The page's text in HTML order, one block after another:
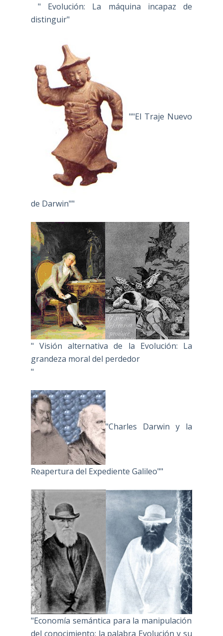
" Evolución: La máquina incapaz de
distinguir"
""El Traje Nuevo
de Darwin""
" Visión alternativa de la Evolución: La
grandeza moral del perdedor
"
"Charles Darwin y la
Reapertura del Expediente Galileo""
"Economía semántica para la manipulación
del conocimiento: la palabra Evolución y su